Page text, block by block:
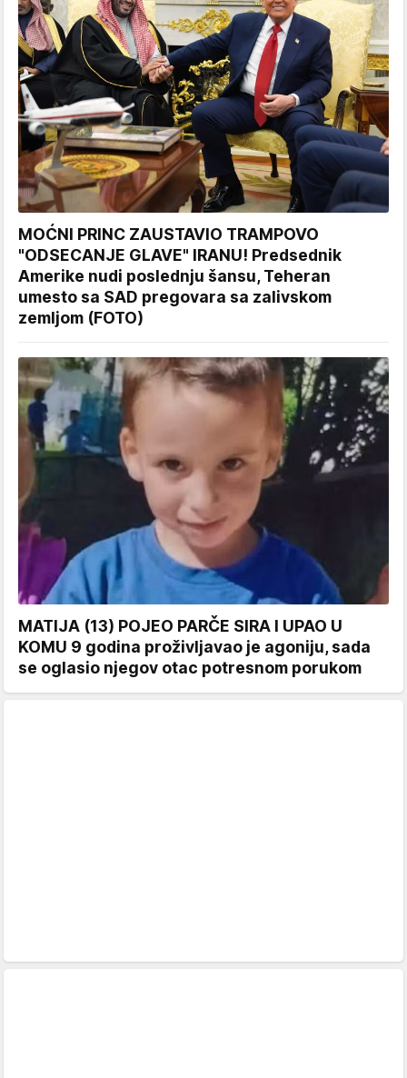
MOĆNI PRINC ZAUSTAVIO TRAMPOVO
"ODSECANJE GLAVE" IRANU! Predsednik
Amerike nudi poslednju šansu, Teheran
umesto sa SAD pregovara sa zalivskom
zemljom (FOTO)
MATIJA (13) POJEO PARČE SIRA I UPAO U
KOMU 9 godina proživljavao je agoniju, sada
se oglasio njegov otac potresnom porukom